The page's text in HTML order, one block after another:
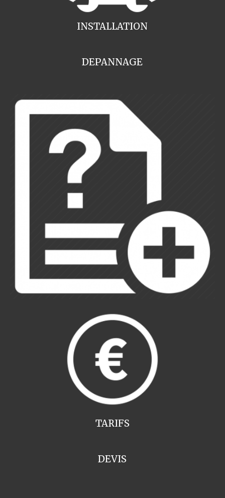
INSTALLATION
DEPANNAGE
TARIFS
DEVIS